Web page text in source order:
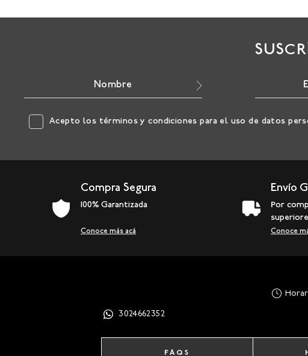
Acepto los términos y condiciones para el uso de datos
Compra Segura
100% Garantizada
Conoce más acá
Envío
Por
Conoce
3024662352
FAQS